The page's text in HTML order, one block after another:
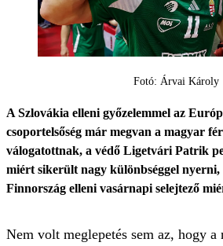
Fotó: Árvai Károly
A Szlovákia elleni győzelemmel az
csoportelsőség már megvan a magyar
válogatottnak, a védő Ligetvári Patrik
miért sikerült nagy különbséggel nyerni,
Finnország elleni vasárnapi selejtező
Nem volt meglepetés sem az, hogy